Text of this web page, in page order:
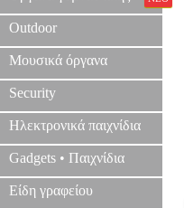
Outdoor
Μουσικά όργανα
Security
Ηλεκτρονικά παιχνίδια
Gadgets • Παιχνίδια
Είδη γραφείου